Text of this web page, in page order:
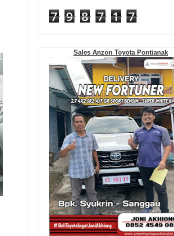
7 9 8 7 1 7
Sales Anzon Toyota Pontianak